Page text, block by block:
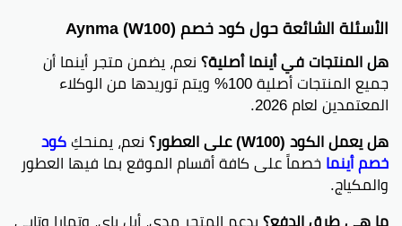
الأسئلة الشائعة حول كود خصم Aynma (W100)
هل المنتجات في أينما أصلية؟نعم، يضمن متجر أينما أن
جميع المنتجات أصلية 100% ويتم توريدها من الوكلاء
المعتمدين لعام 2026.
هل يعمل الكود (W100) على العطور؟
نعم، يمنحكِكود
خصم أينماخصماً على كافة أقسام الموقع بما فيها العطور
والمكياج.